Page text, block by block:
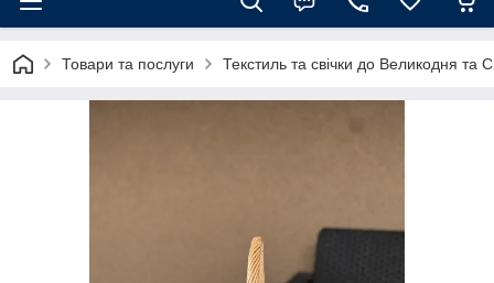
Товари та послуги Текстиль та свічки до Великодня та